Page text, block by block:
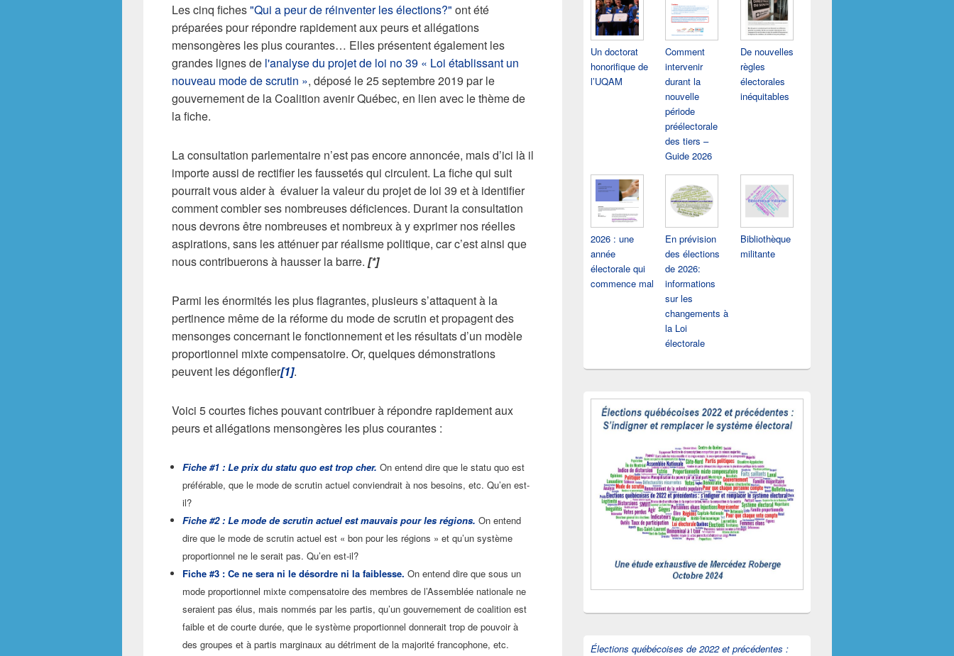
Les cinq fiches"Qui a peur de réinventer les élections?" ont été
préparées pour répondre rapidement aux peurs et allégations
mensongères les plus courantes… Elles présentent également les
grandes lignes de l'analyse du projet de loi no 39 « Loi établissant un
nouveau mode de scrutin », déposé le 25 septembre 2019 par le
gouvernement de la Coalition avenir Québec, en lien avec le thème de
la fiche.
La consultation parlementaire n’est pas encore annoncée, mais d’ici là il
importe aussi de rectifier les faussetés qui circulent. La fiche qui suit
pourrait vous aider à évaluer la valeur du projet de loi 39 et à identifier
comment combler ses nombreuses déficiences. Durant la consultation
nous devrons être nombreuses et nombreux à y exprimer nos réelles
aspirations, sans les atténuer par réalisme politique, car c’est ainsi que
nous contribuerons à hausser la barre. [*]
Parmi les énormités les plus flagrantes, plusieurs s’attaquent à la
pertinence même de la réforme du mode de scrutin et propagent des
mensonges concernant le fonctionnement et les résultats d’un modèle
proportionnel mixte compensatoire. Or, quelques démonstrations
peuvent les dégonfler[1].
Voici 5 courtes fiches pouvant contribuer à répondre rapidement aux
peurs et allégations mensongères les plus courantes :
Fiche #1 : Le prix du statu quo est trop cher. On entend dire que le statu quo est
préférable, que le mode de scrutin actuel conviendrait à nos besoins, etc. Qu’en est-
il?
Fiche #2 : Le mode de scrutin actuel est mauvais pour les régions. On entend
dire que le mode de scrutin actuel est « bon pour les régions » et qu’un système
proportionnel ne le serait pas. Qu’en est-il?
Fiche #3 : Ce ne sera ni le désordre ni la faiblesse. On entend dire que sous un
mode proportionnel mixte compensatoire des membres de l’Assemblée nationale ne
seraient pas élus, mais nommés par les partis, qu’un gouvernement de coalition est
faible et de courte durée, que le système proportionnel donnerait trop de pouvoir à
des groupes et à partis marginaux au détriment de la majorité francophone, etc.
Un doctorat
honorifique de
l’UQAM
Comment
intervenir
durant la
nouvelle
période
préélectorale
des tiers –
Guide 2026
De nouvelles
règles
électorales
inéquitables
2026 : une
année
électorale qui
commence mal
En prévision
des élections
de 2026:
informations
sur les
changements à
la Loi
électorale
Bibliothèque
militante
Élections québécoises de 2022 et précédentes :